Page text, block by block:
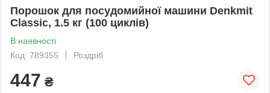
Порошок для посудомийної машини Denkmit
Classic, 1.5 кг (100 циклів)
В наявності
Код: 789355
Роздріб
447 ₴